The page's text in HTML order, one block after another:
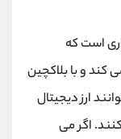
است که
و با بلاکچین
ارز دیجیتال
اگر می